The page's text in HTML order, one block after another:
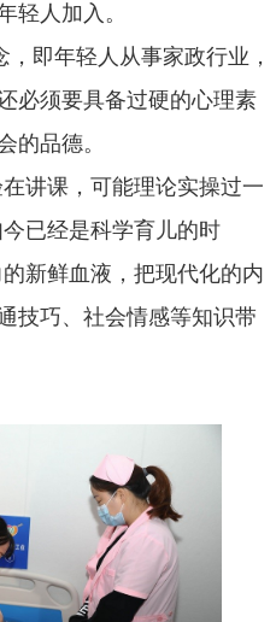
轻人加入。
即年轻人从事家政行业，
必须要具备过硬的心理素
的品德。
讲课，可能理论实操过一
已经是科学育儿的时
新鲜血液，把现代化的内
技巧、社会情感等知识带